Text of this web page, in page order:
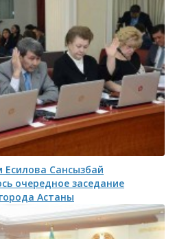
Сансызбай
очередное заседание
Астаны